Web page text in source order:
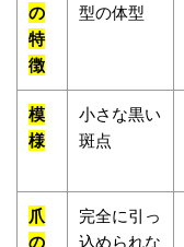
の
特
徴
型の体型
模
様
小さな黒い
斑点
爪
の
完全に引っ
込められな